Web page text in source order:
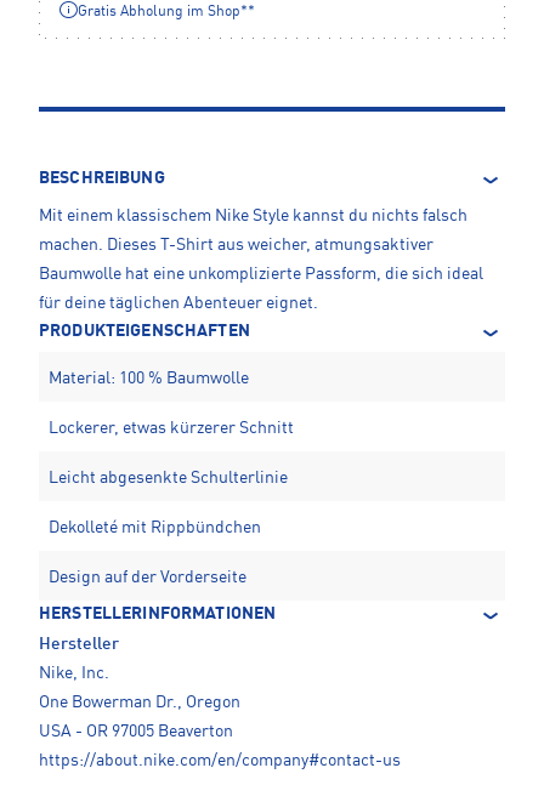
Gratis Abholung im Shop**
BESCHREIBUNG
Mit einem klassischem Nike Style kannst du nichts falsch
machen. Dieses T-Shirt aus weicher, atmungsaktiver
Baumwolle hat eine unkomplizierte Passform, die sich ideal
für deine täglichen Abenteuer eignet.
PRODUKTEIGENSCHAFTEN
Material: 100 % Baumwolle
Lockerer, etwas kürzerer Schnitt
Leicht abgesenkte Schulterlinie
Dekolleté mit Rippbündchen
Design auf der Vorderseite
HERSTELLERINFORMATIONEN
Hersteller
Nike, Inc.
One Bowerman Dr., Oregon
USA - OR 97005 Beaverton
https://about.nike.com/en/company#contact-us